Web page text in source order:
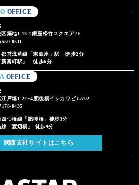
OFFICE
築地1-13-1銀座松竹スクエア7F
8511
都営浅草線「東銀座」駅 徒歩2分
新富町駅」 徒歩6分
OFFICE
戸堀1-22−4肥後橋イシカワビル702
0435
つ橋線「肥後橋」徒歩3分
「渡辺橋」 徒歩9分
関西支社サイトはこちら